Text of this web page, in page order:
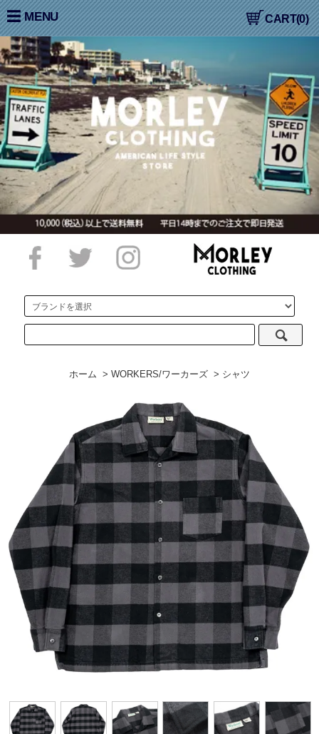
大阪高槻,国産ジーンズ,アメカジ,通販,販売, COLIMBO,コリン
ボ,WORKERS,ワーカーズ,LOOP&WEFT,ループ＆ウェフト CART(0)
MENU
ホーム > WORKERS/ワーカーズ > シャツ